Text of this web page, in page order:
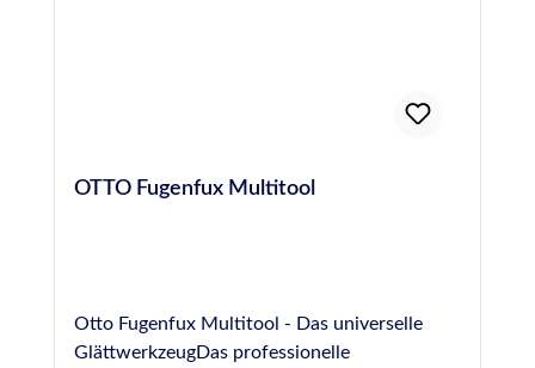
OTTO Fugenfux Multitool
Otto Fugenfux Multitool - Das universelle
GlättwerkzeugDas professionelle